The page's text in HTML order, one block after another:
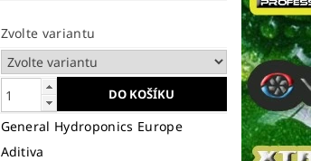
Zvolte variantu
General Hydroponics Europe
Aditiva